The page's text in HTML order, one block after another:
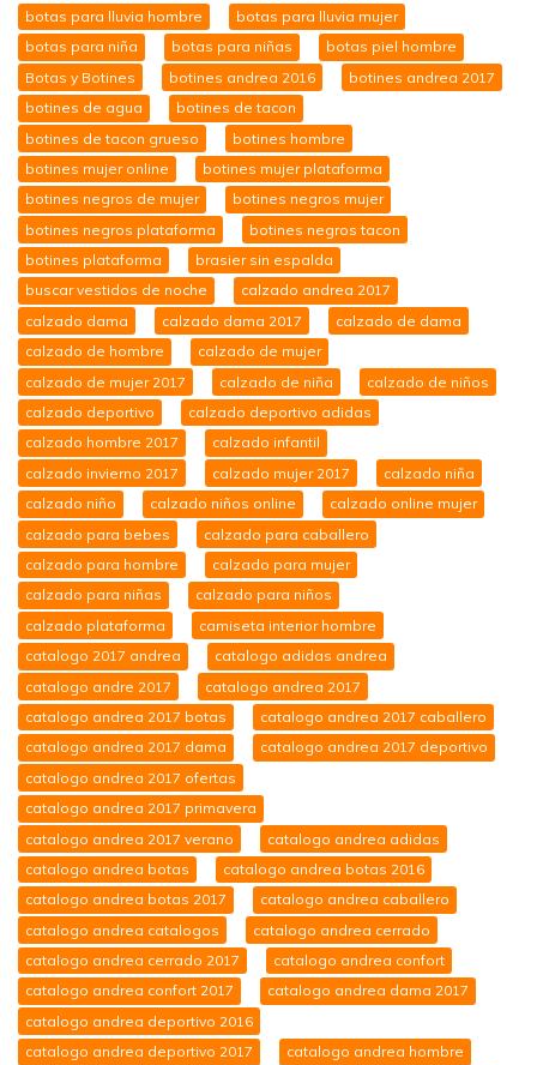
botas para lluvia hombre
botas para lluvia mujer
botas para niña
botas para niñas
botas piel hombre
Botas y Botines
botines andrea 2016
botines andrea 2017
botines de agua
botines de tacon
botines de tacon grueso
botines hombre
botines mujer online
botines mujer plataforma
botines negros de mujer
botines negros mujer
botines negros plataforma
botines negros tacon
botines plataforma
brasier sin espalda
buscar vestidos de noche
calzado andrea 2017
calzado dama
calzado dama 2017
calzado de dama
calzado de hombre
calzado de mujer
calzado de mujer 2017
calzado de niña
calzado de niños
calzado deportivo
calzado deportivo adidas
calzado hombre 2017
calzado infantil
calzado invierno 2017
calzado mujer 2017
calzado niña
calzado niño
calzado niños online
calzado online mujer
calzado para bebes
calzado para caballero
calzado para hombre
calzado para mujer
calzado para niñas
calzado para niños
calzado plataforma
camiseta interior hombre
catalogo 2017 andrea
catalogo adidas andrea
catalogo andre 2017
catalogo andrea 2017
catalogo andrea 2017 botas
catalogo andrea 2017 caballero
catalogo andrea 2017 dama
catalogo andrea 2017 deportivo
catalogo andrea 2017 ofertas
catalogo andrea 2017 primavera
catalogo andrea 2017 verano
catalogo andrea adidas
catalogo andrea botas
catalogo andrea botas 2016
catalogo andrea botas 2017
catalogo andrea caballero
catalogo andrea catalogos
catalogo andrea cerrado
catalogo andrea cerrado 2017
catalogo andrea confort
catalogo andrea confort 2017
catalogo andrea dama 2017
catalogo andrea deportivo 2016
catalogo andrea deportivo 2017
catalogo andrea hombre